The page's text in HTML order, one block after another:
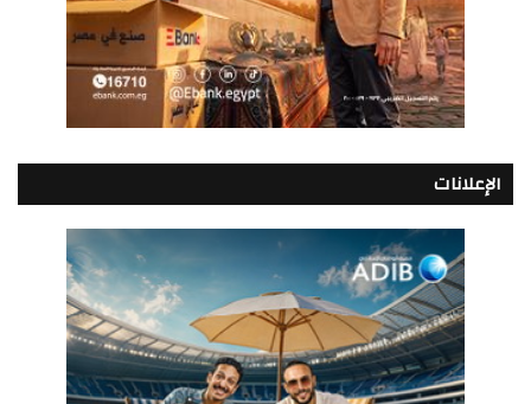
الإعلانات